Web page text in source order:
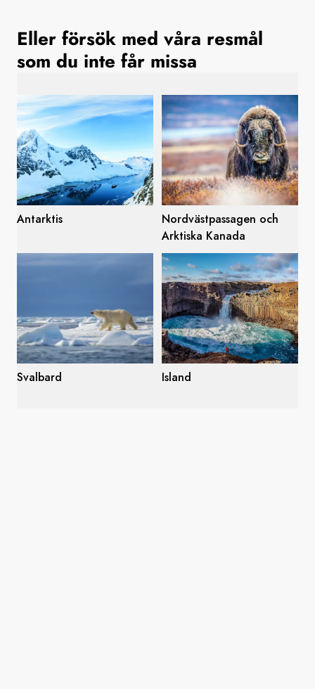
Sverige
Danmark
Norge
Eller försök med våra resmål
som du inte får missa
Antarktis
Nordvästpassagen och
Arktiska Kanada
Svalbard Island